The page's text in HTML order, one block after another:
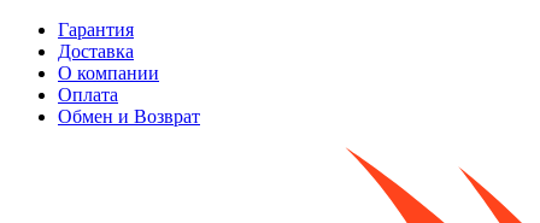
Гарантия
Доставка
О компании
Оплата
Обмен и Возврат